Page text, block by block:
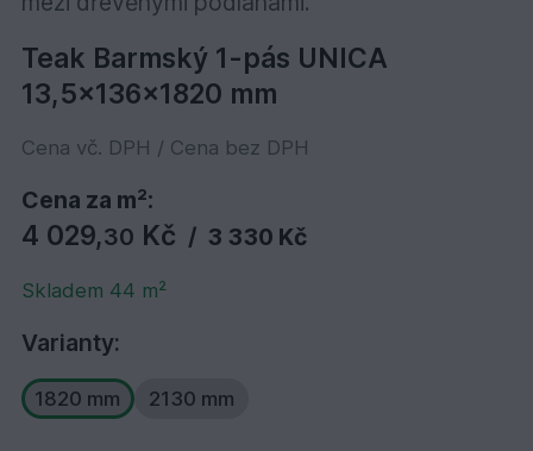
Teak Barmský 1-pás UNICA
13,5x136x1820 mm
Cena vč. DPH / Cena bez DPH
Cena za m²:
4 029,30 Kč / 3 330 Kč
Skladem 44 m²
Varianty:
1820 mm 2130 mm